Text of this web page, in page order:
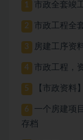
1 市政全套竣
2 市政工程全
3 房建工序资
4 市政工程，
5 【市政资料
6
一个房建项
存档